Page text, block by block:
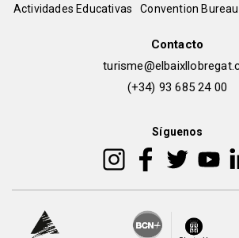
Peu
Actividades Educativas Convention Bureau
Contacto
(+34) 93 685 24 00
Síguenos